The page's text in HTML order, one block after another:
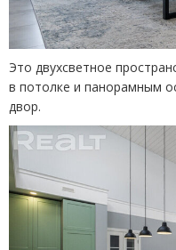
Это двухсветное
в потолке и панорамным
двор.